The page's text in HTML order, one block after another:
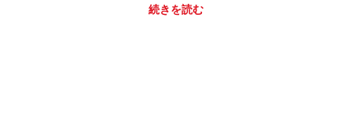
続きを読む